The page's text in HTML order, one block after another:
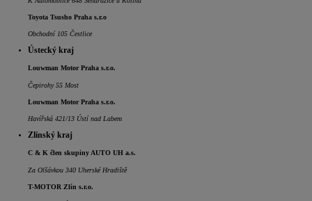
Toyota Tsusho Praha s.r.o
Obchodní 105 Čestlice
Ústecký kraj
Louwman Motor Praha s.r.o.
Čepirohy 55 Most
Louwman Motor Praha s.r.o.
Havířská 421/13 Ústí nad Labem
Zlínský kraj
C & K člen skupiny AUTO UH a.s.
Za Olšávkou 340 Uherské Hradiště
T-MOTOR Zlín s.r.o.